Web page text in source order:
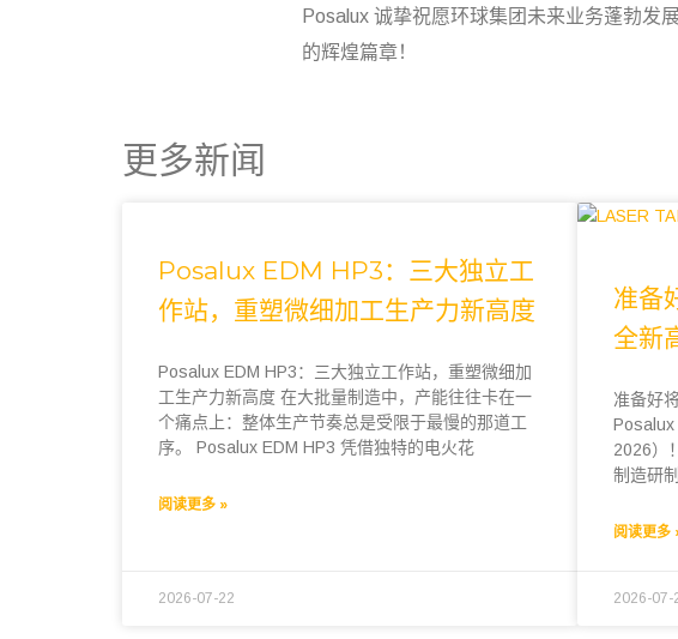
Posalux 诚挚祝愿环球集团未来业务蓬勃发
的辉煌篇章！
更多新闻
Posalux EDM HP3：三大独立工
作站，重塑微细加工生产力新高度
Posalux EDM HP3：三大独立工作站，重塑微细加
工生产力新高度 在大批量制造中，产能往往卡在一
个痛点上：整体生产节奏总是受限于最慢的那道工
序。 Posalux EDM HP3 凭借独特的电火花
阅读更多 »
2026-07-22
准备
全新
准备好
Posalux
2026）
制造研
阅读更多
2026-07-